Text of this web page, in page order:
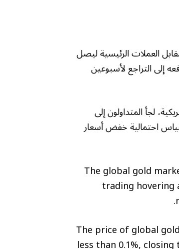
العملات الرئيسية ليصل
ويدفعه إلى التراجع لأسبوعين
لجأ المتداولون إلى
احتمالية خفض أسعار
The global gold
trading hovering
The price of global
less than 0.1%,